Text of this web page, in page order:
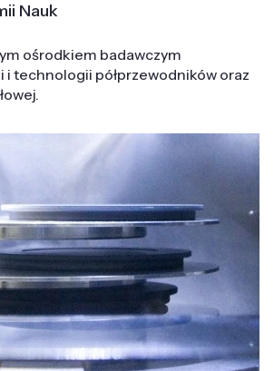
Nauk
ośrodkiem badawczym
i technologii półprzewodników oraz